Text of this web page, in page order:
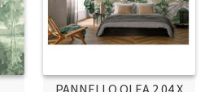
PANNELLO OLEA 2.04 X